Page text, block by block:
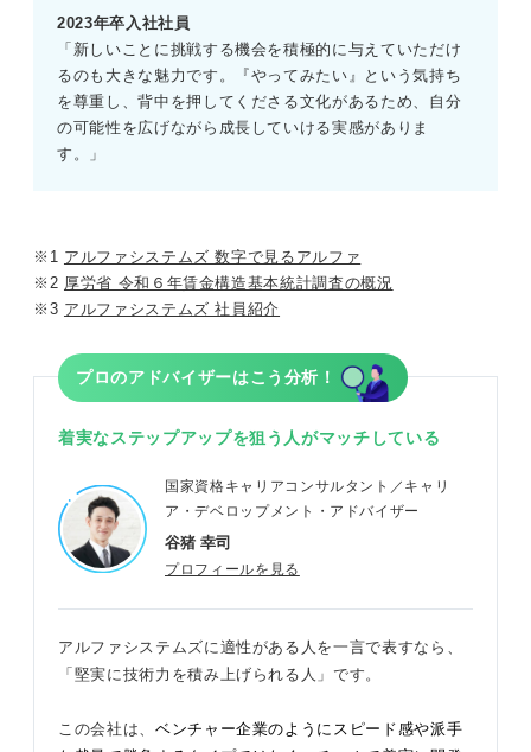
2023年卒入社社員
「新しいことに挑戦する機会を積極的に与えていただけ
るのも大きな魅力です。『やってみたい』という気持ち
を尊重し、背中を押してくださる文化があるため、自分
の可能性を広げながら成長していける実感がありま
す。」
※1 アルファシステムズ 数字で見るアルファ
※2 厚労省 令和６年賃金構造基本統計調査の概況
※3 アルファシステムズ 社員紹介
プロのアドバイザーはこう分析！
着実なステップアップを狙う人がマッチしている
国家資格キャリアコンサルタント／キャリ
ア・デベロップメント・アドバイザー
谷猪 幸司
プロフィールを見る
アルファシステムズに適性がある人を一言で表すなら、
「堅実に技術力を積み上げられる人」です。
この会社は、 ベンチャー企業のようにスピード感や派手